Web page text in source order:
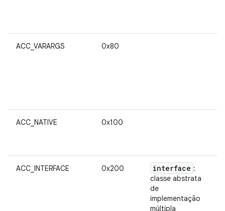
ACC_VARARGS 0x80
ACC_NATIVE 0x100
ACC_INTERFACE 0x200 interface :
classe abstrata
de
implementação
múltipla